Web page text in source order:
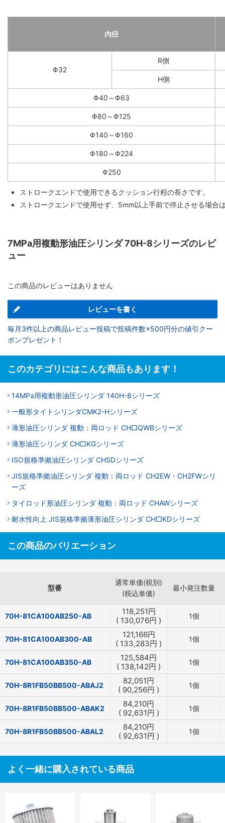
内径
Φ32
R側
H側
Φ40～Φ63
Φ80～Φ125
Φ140～Φ160
Φ180～Φ224
Φ250
ストロークエンドで使用できるクッション行程の長さです。
ストロークエンドで使用せず、5mm以上手前で停止させる場合
7MPa用複動形油圧シリンダ 70H-8シリーズのレビ
ュー
この商品のレビューはありません
レビューを書く
毎月3件以上の商品レビュー投稿で投稿件数×500円分の値引クー
ポンプレゼント！
このカテゴリにはこんな商品もあります！
14MPa用複動形油圧シリンダ 140H-8シリーズ
一般形タイトシリンダCMK2-Hシリーズ
薄形油圧シリンダ 複動：両ロッド CH□QWBシリーズ
薄形油圧シリンダ CH□KGシリーズ
ISO規格準拠油圧シリンダ CHSDシリーズ
JIS規格準拠油圧シリンダ 複動：両ロッド CH2EW・CH2FWシリ
ーズ
タイロッド形油圧シリンダ 複動：両ロッド CHAWシリーズ
耐水性向上 JIS規格準拠薄形油圧シリンダ CH□KDシリーズ
この商品のバリエーション
型番
通常単価(税別)
(税込単価)
最小発注数量
70H-81CA100AB250-AB 118,251円
( 130,076円 ) 1個
70H-81CA100AB300-AB 121,166円
( 133,283円 ) 1個
70H-81CA100AB350-AB 125,584円
( 138,142円 ) 1個
70H-8R1FB50BB500-ABAJ2 82,051円
( 90,256円 ) 1個
70H-8R1FB50BB500-ABAK2 84,210円
( 92,631円 ) 1個
70H-8R1FB50BB500-ABAL2 84,210円
( 92,631円 ) 1個
よく一緒に購入されている商品